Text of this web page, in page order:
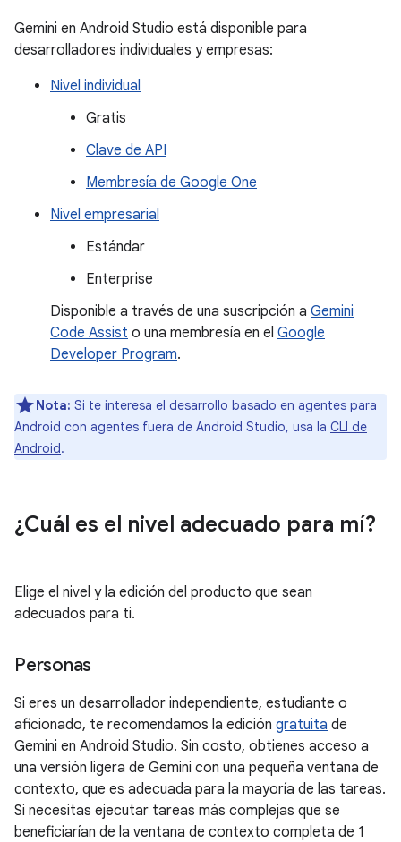
Gemini en Android Studio está disponible para
desarrolladores individuales y empresas:
Nivel individual
Gratis
Clave de API
Membresía de Google One
Nivel empresarial
Estándar
Enterprise
Disponible a través de una suscripción a Gemini
Code Assist o una membresía en el Google
Developer Program.
Nota: Si te interesa el desarrollo basado en agentes para
Android con agentes fuera de Android Studio, usa la CLI de
Android.
¿Cuál es el nivel adecuado para mí?
Elige el nivel y la edición del producto que sean
adecuados para ti.
Personas
Si eres un desarrollador independiente, estudiante o
aficionado, te recomendamos la edición gratuita de
Gemini en Android Studio. Sin costo, obtienes acceso a
una versión ligera de Gemini con una pequeña ventana de
contexto, que es adecuada para la mayoría de las tareas.
Si necesitas ejecutar tareas más complejas que se
beneficiarían de la ventana de contexto completa de 1